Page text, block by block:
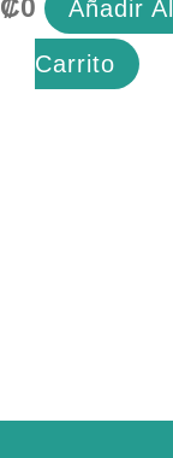
₡0 Añadir Al
Carrito